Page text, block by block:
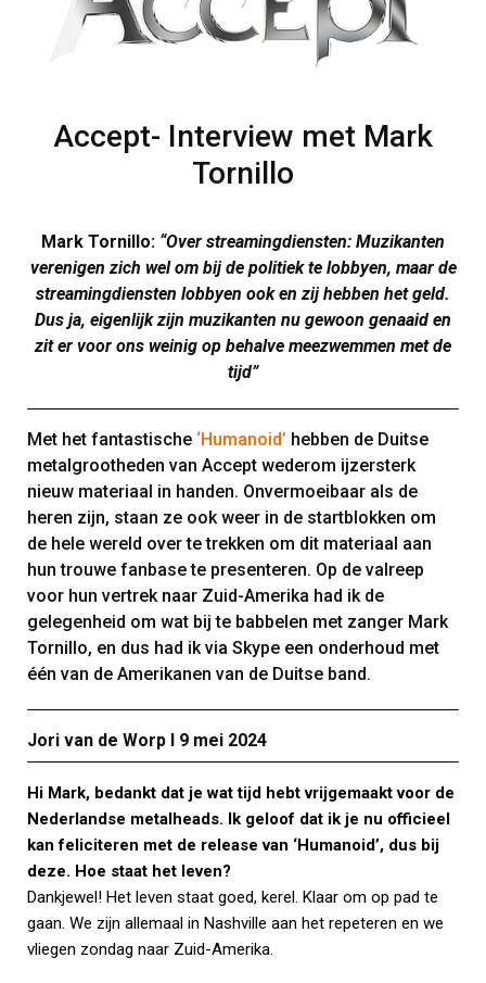
Accept- Interview met Mark
Tornillo
Mark Tornillo: “Over streamingdiensten: Muzikanten
verenigen zich wel om bij de politiek te lobbyen, maar de
streamingdiensten lobbyen ook en zij hebben het geld.
Dus ja, eigenlijk zijn muzikanten nu gewoon genaaid en
zit er voor ons weinig op behalve meezwemmen met de
tijd”
Met het fantastische ‘Humanoid’ hebben de Duitse
metalgrootheden van Accept wederom ijzersterk
nieuw materiaal in handen. Onvermoeibaar als de
heren zijn, staan ze ook weer in de startblokken om
de hele wereld over te trekken om dit materiaal aan
hun trouwe fanbase te presenteren. Op de valreep
voor hun vertrek naar Zuid-Amerika had ik de
gelegenheid om wat bij te babbelen met zanger Mark
Tornillo, en dus had ik via Skype een onderhoud met
één van de Amerikanen van de Duitse band.
Jori van de Worp Ι 9 mei 2024
Hi Mark, bedankt dat je wat tijd hebt vrijgemaakt voor de
Nederlandse metalheads. Ik geloof dat ik je nu officieel
kan feliciteren met de release van ‘Humanoid’, dus bij
deze. Hoe staat het leven?
Dankjewel! Het leven staat goed, kerel. Klaar om op pad te
gaan. We zijn allemaal in Nashville aan het repeteren en we
vliegen zondag naar Zuid-Amerika.